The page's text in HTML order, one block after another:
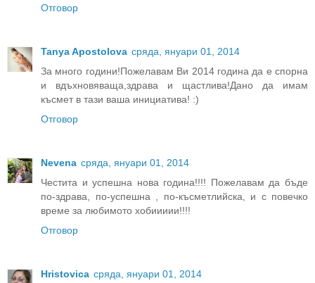
Отговор
Tanya Apostolova сряда, януари 01, 2014
За много години!Пожелавам Ви 2014 година да е спорна
и вдъхновяваща,здрава и щастлива!Дано да имам
късмет в тази ваша инициатива! :)
Отговор
Nevena сряда, януари 01, 2014
Честита и успешна нова година!!!! Пожелавам да бъде
по-здрава, по-успешна , по-късметлийска, и с повечко
време за любимото хобиииии!!!!
Отговор
Hristovica сряда, януари 01, 2014